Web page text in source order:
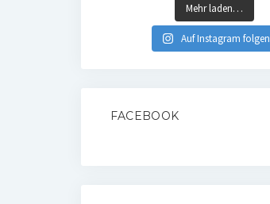
Mehr laden…
Auf Instagram folgen
FACEBOOK